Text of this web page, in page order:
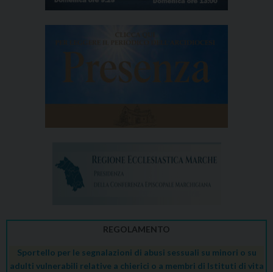
REGOLAMENTO
Sportello per le segnalazioni di abusi sessuali su minori o su
adulti vulnerabili relative a chierici o a membri di Istituti di vita